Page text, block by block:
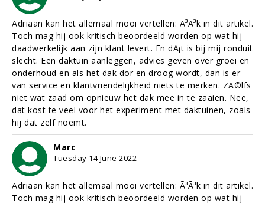
Adriaan kan het allemaal mooi vertellen: Ã³Ã³k in dit artikel.
Toch mag hij ook kritisch beoordeeld worden op wat hij
daadwerkelijk aan zijn klant levert. En dÃ¡t is bij mij ronduit
slecht. Een daktuin aanleggen, advies geven over groei en
onderhoud en als het dak dor en droog wordt, dan is er
van service en klantvriendelijkheid niets te merken. ZÃ©lfs
niet wat zaad om opnieuw het dak mee in te zaaien. Nee,
dat kost te veel voor het experiment met daktuinen, zoals
hij dat zelf noemt.
Marc
Tuesday 14 June 2022
Adriaan kan het allemaal mooi vertellen: Ã³Ã³k in dit artikel.
Toch mag hij ook kritisch beoordeeld worden op wat hij